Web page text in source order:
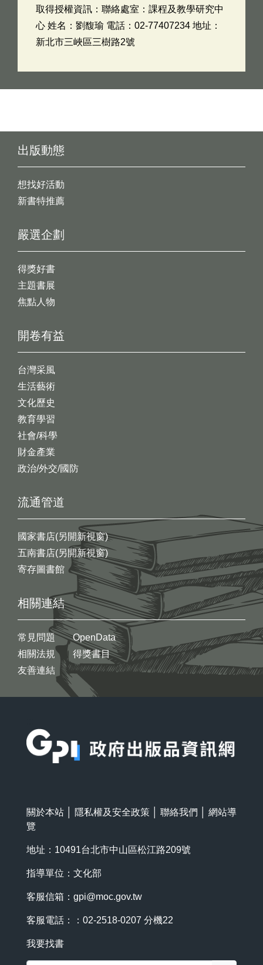
取得授權資訊：聯絡處室：課程及教學研究中
心 姓名：劉馥瑜 電話：02-77407234 地址：
新北市三峽區三樹路2號
出版動態
想找好活動
新書特推薦
開卷有益
台灣采風
生活藝術
文化歷史
教育學習
社會/科學
財金產業
政治/外交/國防
嚴選企劃
得獎好書
主題書展
焦點人物
流通管道
國家書店(另開新視窗)
五南書店(另開新視窗)
寄存圖書館
相關連結
常見問題
相關法規
友善連結
OpenData
得獎書目
關於本站 隱私權及安全政策 聯絡我們
網站導
覽
地址：10491台北市中山區松江路209號
指導單位：文化部
客服信箱： gpi@moc.gov.tw
客服電話：：02-2518-0207 分機22
我要找書